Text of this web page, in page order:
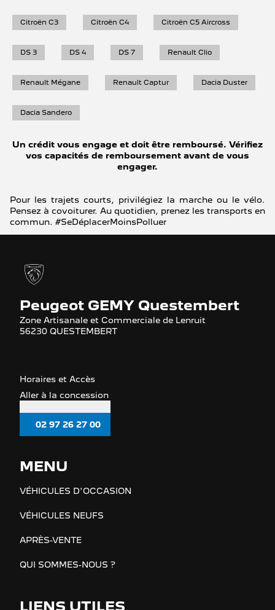
Citroën C3 Citroën C4 Citroën C5 Aircross
DS 3 DS 4 DS 7 Renault Clio
Renault Mégane Renault Captur Dacia Duster
Dacia Sandero
Un crédit vous engage et doit être remboursé. Vérifiez
vos capacités de remboursement avant de vous
engager.
Pour les trajets courts, privilégiez la marche ou le vélo.
Pensez à covoiturer. Au quotidien, prenez les transports en
commun. #SeDéplacerMoinsPolluer
Peugeot GEMY Questembert
Zone Artisanale et Commerciale de Lenruit
56230 QUESTEMBERT
Horaires et Accès
Aller à la concession
02 97 26 27 00
MENU
VÉHICULES D'OCCASION
VÉHICULES NEUFS
APRÈS-VENTE
QUI SOMMES-NOUS ?
LIENS UTILES